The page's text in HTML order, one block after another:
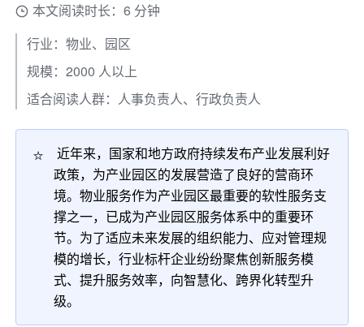
本文阅读时长：6 分钟
行业：物业、园区
规模：2000 人以上
适合阅读人群：人事负责人、行政负责人
⭐
近年来，国家和地方政府持续发布产业发展利好
政策，为产业园区的发展营造了良好的营商环
境。物业服务作为产业园区最重要的软性服务支
撑之一，已成为产业园区服务体系中的重要环
节。为了适应未来发展的组织能力、应对管理规
模的增长，行业标杆企业纷纷聚焦创新服务模
式、提升服务效率，向智慧化、跨界化转型升
级。